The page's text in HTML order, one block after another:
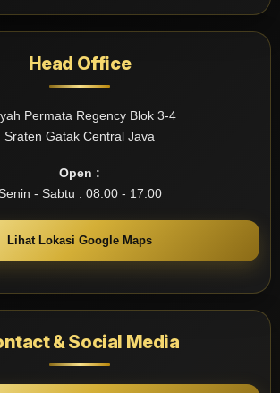
Head Office
Permata Regency Blok 3-4
Sraten Gatak Central Java
Open :
- Sabtu : 08.00 - 17.00
Lihat Lokasi Google Maps
& Social Media